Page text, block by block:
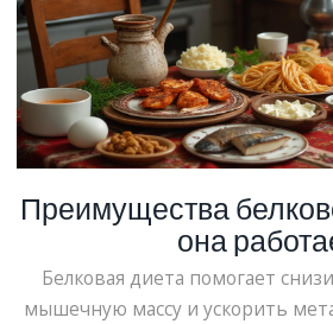
Преимущества
она
Белковая диета помогает
мышечную массу и ускорить